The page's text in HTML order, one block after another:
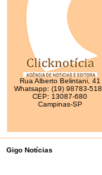
Rua Alberto Belintani, 41
Whatsapp: (19) 98783-
CEP: 13087-680
Campinas-SP
Gigo Notícias